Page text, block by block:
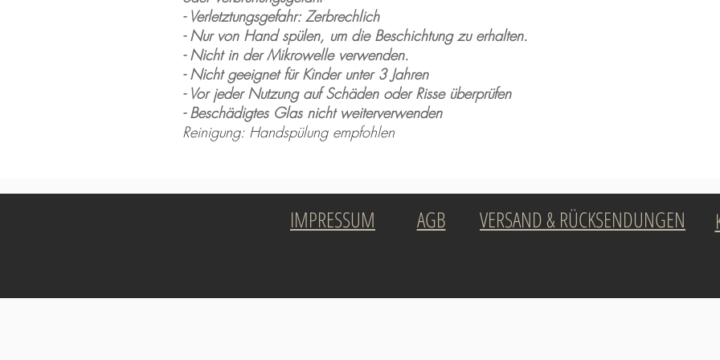
- Verletztungsgefahr: Zerbrechlich
- Nur von Hand spülen, um die Beschichtung zu erhalten.
- Nicht in der Mikrowelle verwenden.
- Nicht geeignet für Kinder unter 3 Jahren
- Vor jeder Nutzung auf Schäden oder Risse überprüfen
- Beschädigtes Glas nicht weiterverwenden
Reinigung: Handspülung empfohlen
IMPRESSUM AGB VERSAND & RÜCKSENDUNGEN